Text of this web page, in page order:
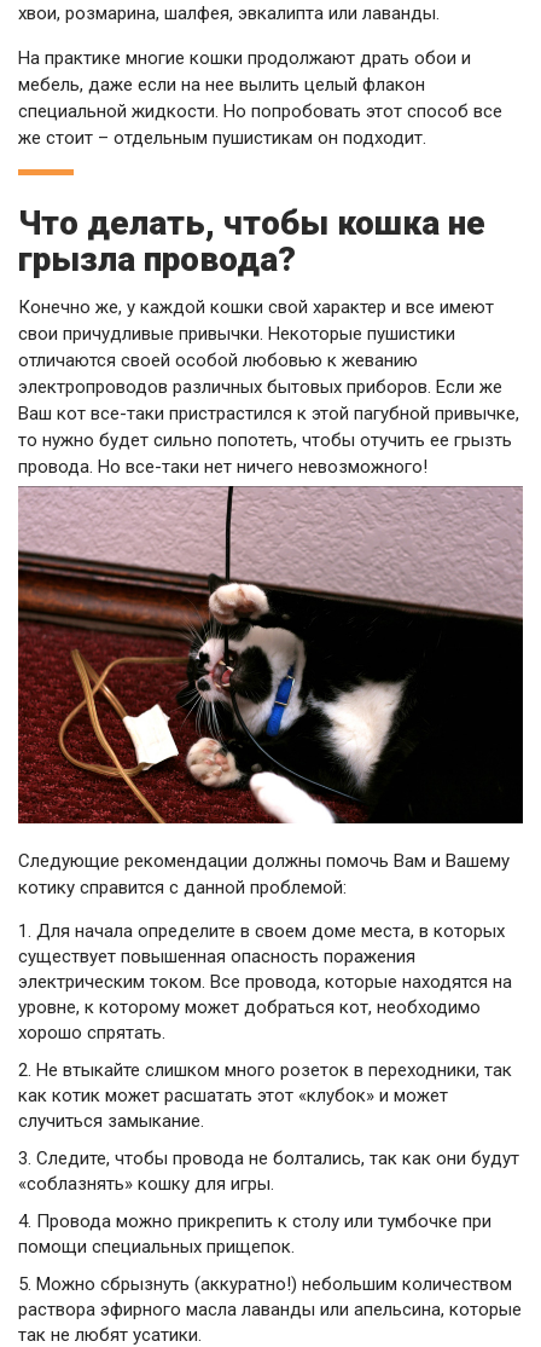
хвои, розмарина, шалфея, эвкалипта или лаванды.
На практике многие кошки продолжают драть обои и
мебель, даже если на нее вылить целый флакон
специальной жидкости. Но попробовать этот способ все
же стоит – отдельным пушистикам он подходит.
Что делать, чтобы кошка не
грызла провода?
Конечно же, у каждой кошки свой характер и все имеют
свои причудливые привычки. Некоторые пушистики
отличаются своей особой любовью к жеванию
электропроводов различных бытовых приборов. Если же
Ваш кот все-таки пристрастился к этой пагубной привычке,
то нужно будет сильно попотеть, чтобы отучить ее грызть
провода. Но все-таки нет ничего невозможного!
Следующие рекомендации должны помочь Вам и Вашему
котику справится с данной проблемой:
Для начала определите в своем доме места, в которых
существует повышенная опасность поражения
электрическим током. Все провода, которые находятся на
уровне, к которому может добраться кот, необходимо
хорошо спрятать.
Не втыкайте слишком много розеток в переходники, так
как котик может расшатать этот «клубок» и может
случиться замыкание.
Следите, чтобы провода не болтались, так как они будут
«соблазнять» кошку для игры.
Провода можно прикрепить к столу или тумбочке при
помощи специальных прищепок.
Можно сбрызнуть (аккуратно!) небольшим количеством
раствора эфирного масла лаванды или апельсина, которые
так не любят усатики.